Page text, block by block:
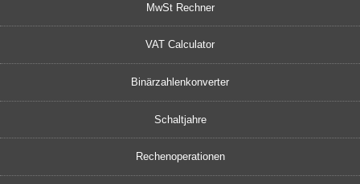
MwSt Rechner
VAT Calculator
Binärzahlenkonverter
Schaltjahre
Rechenoperationen